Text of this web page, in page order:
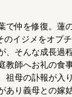
仲を修復。蓮
イジメをオプ
、そんな成長過
教師へお礼の食
祖母の訃報が入
り義母との嫁